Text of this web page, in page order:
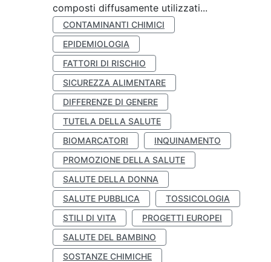
composti diffusamente utilizzati...
CONTAMINANTI CHIMICI
EPIDEMIOLOGIA
FATTORI DI RISCHIO
SICUREZZA ALIMENTARE
DIFFERENZE DI GENERE
TUTELA DELLA SALUTE
BIOMARCATORI
INQUINAMENTO
PROMOZIONE DELLA SALUTE
SALUTE DELLA DONNA
SALUTE PUBBLICA
TOSSICOLOGIA
STILI DI VITA
PROGETTI EUROPEI
SALUTE DEL BAMBINO
SOSTANZE CHIMICHE